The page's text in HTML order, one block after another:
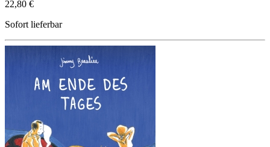
22,80 €
Sofort lieferbar